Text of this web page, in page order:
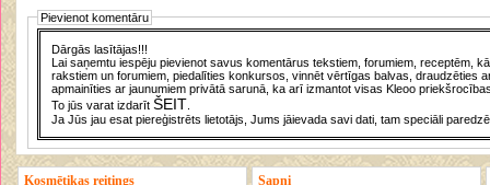
Pievienot komentāru
Dārgās lasītājas!!!
Lai saņemtu iespēju pievienot savus komentārus tekstiem, forumiem, receptēm,
rakstiem un forumiem, piedalīties konkursos, vinnēt vērtīgas balvas, draudzēties
apmainīties ar jaunumiem privātā sarunā, ka arī izmantot visas Kleoo
To jūs varat izdarītŠEIT
Ja Jūs jau esat piereģistrēts lietotājs, Jums jāievada savi dati, tam speciāli
Kosmētikas reitings Sapņi